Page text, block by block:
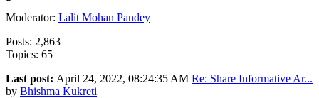
Moderator: Lalit Mohan Pandey
Posts: 2,863
Topics: 65
Last post: April 24, 2022, 08:24:35 AM Re: Share Informative Ar...
by Bhishma Kukreti